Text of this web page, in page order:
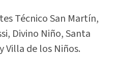
Técnico San Martín,
Divino Niño, Santa
Villa de los Niños.